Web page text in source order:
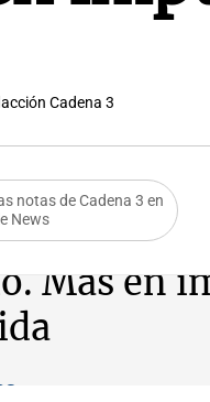
Cadena 3
notas de Cadena 3 en
News
Más en